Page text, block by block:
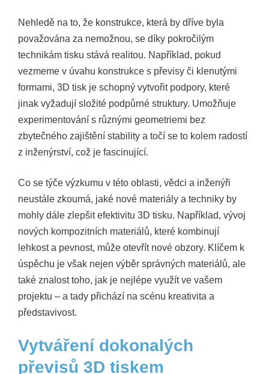
Nehledě na to, že konstrukce, která by dříve byla
považována za nemožnou, se díky pokročilým
technikám tisku stává realitou. Například, pokud
vezmeme v úvahu konstrukce s převisy či klenutými
formami, 3D tisk je schopný vytvořit podpory, které
jinak vyžadují složité podpůrné struktury. Umožňuje
experimentování s různými geometriemi bez
zbytečného zajištění stability a točí se to kolem radostí
z inženýrství, což je fascinující.
Co se týče výzkumu v této oblasti, vědci a inženýři
neustále zkoumá, jaké nové materiály a techniky by
mohly dále zlepšit efektivitu 3D tisku. Například, vývoj
nových kompozitních materiálů, které kombinují
lehkost a pevnost, může otevřít nové obzory. Klíčem k
úspěchu je však nejen výběr správných materiálů, ale
také znalost toho, jak je nejlépe využít ve vašem
projektu – a tady přichází na scénu kreativita a
představivost.
Vytváření dokonalých
převisů 3D tiskem